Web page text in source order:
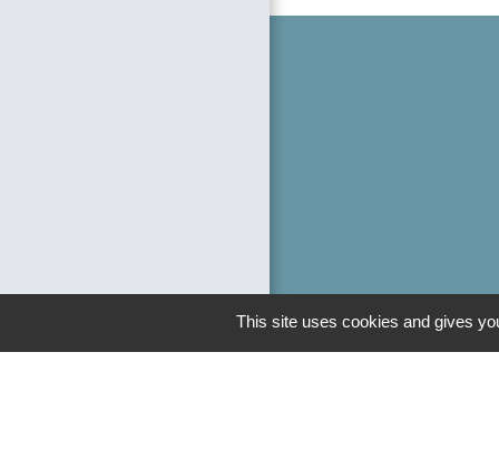
This site uses cookies and gives